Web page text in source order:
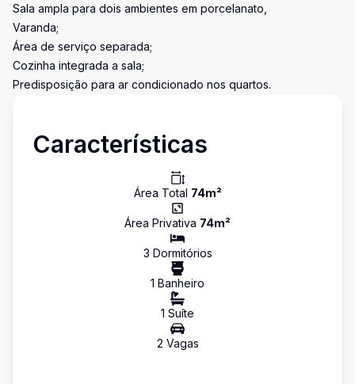
Sala ampla para dois ambientes em porcelanato,
Varanda;
Área de serviço separada;
Cozinha integrada a sala;
Predisposição para ar condicionado nos quartos.
Características
Área Total 74m²
Área Privativa 74m²
3 Dormitórios
1 Banheiro
1 Suíte
2 Vagas